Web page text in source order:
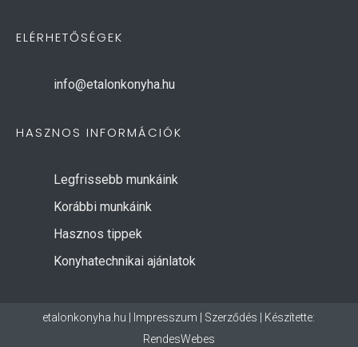
ELÉRHETŐSÉGEK
info@etalonkonyha.hu
HASZNOS INFORMÁCIÓK
Legfrissebb munkáink
Korábbi munkáink
Hasznos tippek
Konyhatechnikai ajánlatok
etalonkonyha.hu | Impresszum | Szerződés | Készítette:
RendesWebes